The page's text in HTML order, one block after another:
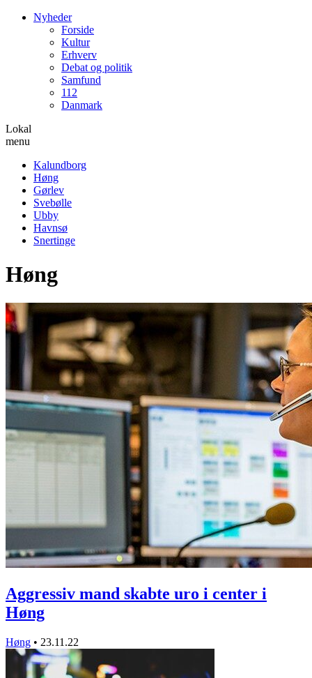
Nyheder
Forside
Kultur
Erhverv
Debat og politik
Samfund
112
Danmark
Lokal
menu
Kalundborg
Høng
Gørlev
Svebølle
Ubby
Havnsø
Snertinge
Høng
Aggressiv mand skabte uro i center i
Høng
Høng • 23.11.22